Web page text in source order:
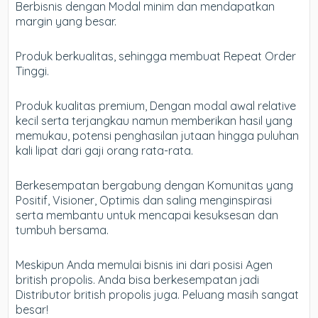
Berbisnis dengan Modal minim dan mendapatkan
margin yang besar.
Produk berkualitas, sehingga membuat Repeat Order
Tinggi.
Produk kualitas premium, Dengan modal awal relative
kecil serta terjangkau namun memberikan hasil yang
memukau, potensi penghasilan jutaan hingga puluhan
kali lipat dari gaji orang rata-rata.
Berkesempatan bergabung dengan Komunitas yang
Positif, Visioner, Optimis dan saling menginspirasi
serta membantu untuk mencapai kesuksesan dan
tumbuh bersama.
Meskipun Anda memulai bisnis ini dari posisi Agen
british propolis. Anda bisa berkesempatan jadi
Distributor british propolis juga. Peluang masih sangat
besar!